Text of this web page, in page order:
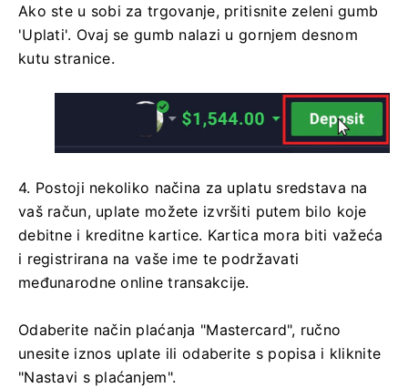
Ako ste u sobi za trgovanje, pritisnite zeleni gumb
'Uplati'. Ovaj se gumb nalazi u gornjem desnom
kutu stranice.
4. Postoji nekoliko načina za uplatu sredstava na
vaš račun, uplate možete izvršiti putem bilo koje
debitne i kreditne kartice. Kartica mora biti važeća
i registrirana na vaše ime te podržavati
međunarodne online transakcije.
Odaberite način plaćanja "Mastercard", ručno
unesite iznos uplate ili odaberite s popisa i kliknite
"Nastavi s plaćanjem".